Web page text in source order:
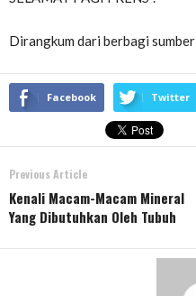
Dirangkum dari berbagi sumber
Facebook Twitter
Previous Article
Kenali Macam-Macam Mineral
Yang Dibutuhkan Oleh Tubuh